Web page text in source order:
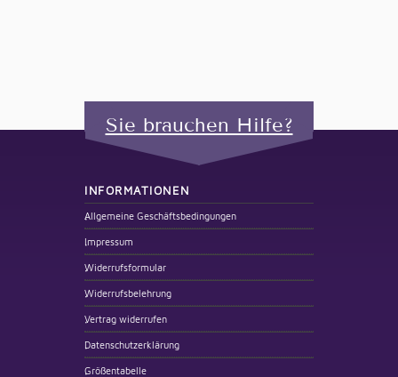
Sie brauchen Hilfe?
INFORMATIONEN
Allgemeine Geschäftsbedingungen
Impressum
Widerrufsformular
Widerrufsbelehrung
Vertrag widerrufen
Datenschutzerklärung
Größentabelle